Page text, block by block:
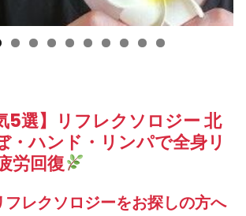
5選】リフレクソロジー 北
・ハンド・リンパで全身リ
労回復
レクソロジーをお探しの方へ